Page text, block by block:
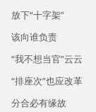
放下“十字架”
该向谁负责
“我不想当官”云云
“排座次”也应改革
分合必有缘故